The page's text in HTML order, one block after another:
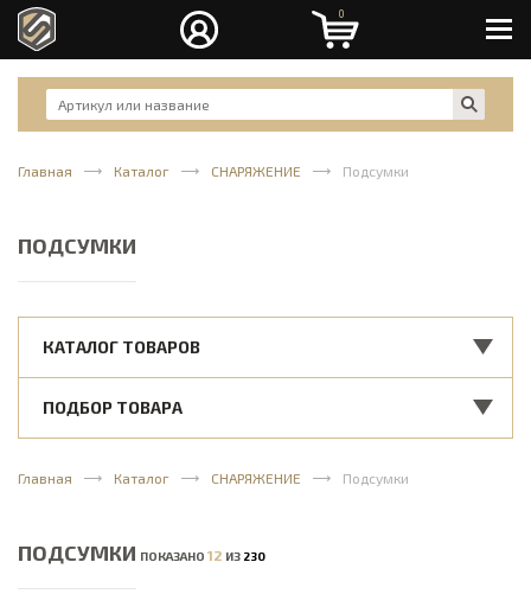
0
Главная Каталог СНАРЯЖЕНИЕ Подсумки
ПОДСУМКИ
КАТАЛОГ ТОВАРОВ
ПОДБОР ТОВАРА
Главная Каталог СНАРЯЖЕНИЕ Подсумки
ПОДСУМКИ ПОКАЗАНО 12 ИЗ 230